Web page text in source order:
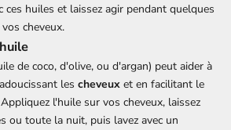
ces huiles et laissez agir pendant quelques
cheveux.
de coco, d'olive, ou d'argan) peut aider à
les cheveux et en facilitant le
l'huile sur vos cheveux, laissez
ou toute la nuit, puis lavez avec un